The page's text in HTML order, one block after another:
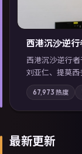
西港沉沙·逆行
西港沉沙·逆行
刘亚仁、提莫西
失踪人口档案
站内亦可通过「
型高分佳作，
67,973 热度
最新更新